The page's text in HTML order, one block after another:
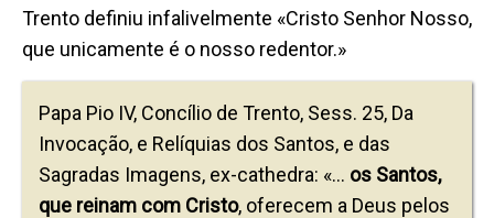
Trento definiu infalivelmente «Cristo Senhor Nosso,
que unicamente é o nosso redentor.»
Papa Pio IV, Concílio de Trento, Sess. 25, Da
Invocação, e Relíquias dos Santos, e das
Sagradas Imagens, ex-cathedra: «… os Santos,
que reinam com Cristo, oferecem a Deus pelos